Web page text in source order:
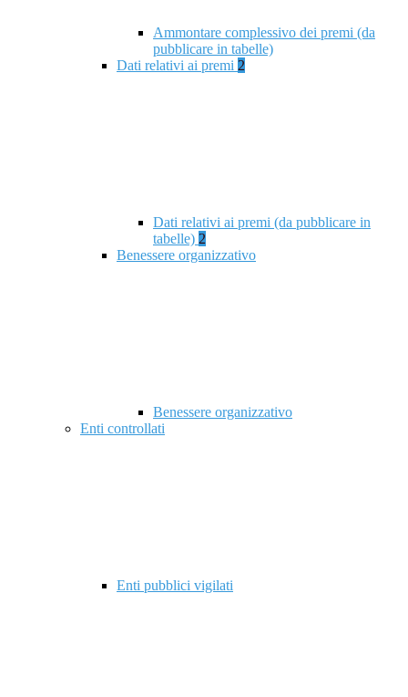
Ammontare complessivo dei premi (da
pubblicare in tabelle)
Dati relativi ai premi 2
Dati relativi ai premi (da pubblicare in
tabelle) 2
Benessere organizzativo
Benessere organizzativo
Enti controllati
Enti pubblici vigilati